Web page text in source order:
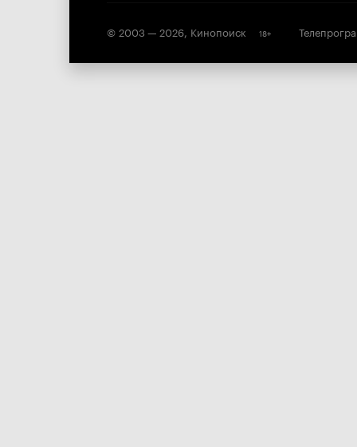
© 2003 — 2026, Кинопоиск 18+